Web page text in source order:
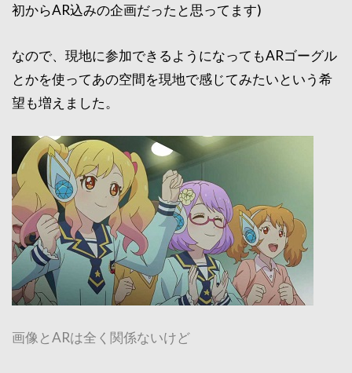
初からAR込みの企画だったと思ってます)
なので、現地に参加できるようになってもARゴーグル
とかを使ってあの空間を現地で感じてみたいという希
望も増えました。
画像とARは全く関係ないけど